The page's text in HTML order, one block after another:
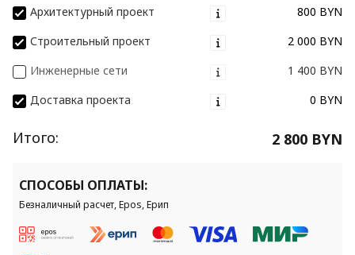
Архитектурный проект
800 BYN
Строительный проект
2 000 BYN
Инженерные сети
1 400 BYN
Доставка проекта
0 BYN
Итого: 2 800 BYN
СПОСОБЫ ОПЛАТЫ:
Безналичный расчет, Epos, Ерип